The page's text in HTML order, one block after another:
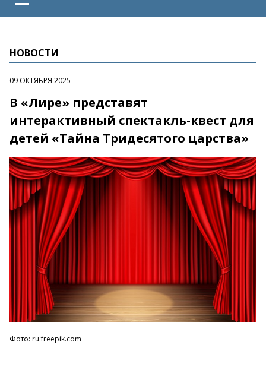
НОВОСТИ
09 ОКТЯБРЯ 2025
В «Лире» представят
интерактивный спектакль-квест для
детей «Тайна Тридесятого царства»
Фото: ru.freepik.com